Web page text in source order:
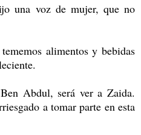
una voz de mujer, que no
alimentos y bebidas
Abdul, será ver a Zaida.
a tomar parte en esta